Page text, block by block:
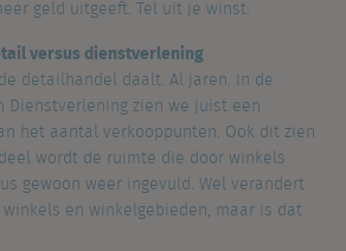
geld uitgeeft. Tel uit je winst.
versus dienstverlening
detailhandel daalt. Al jaren. In de
Dienstverlening zien we juist een
het aantal verkooppunten. Ook dit zien
wordt de ruimte die door winkels
gewoon weer ingevuld. Wel verandert
en winkelgebieden, maar is dat